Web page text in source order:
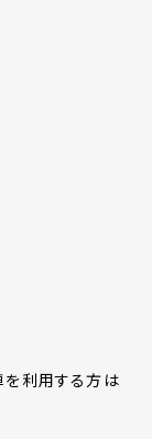
を利用する方は